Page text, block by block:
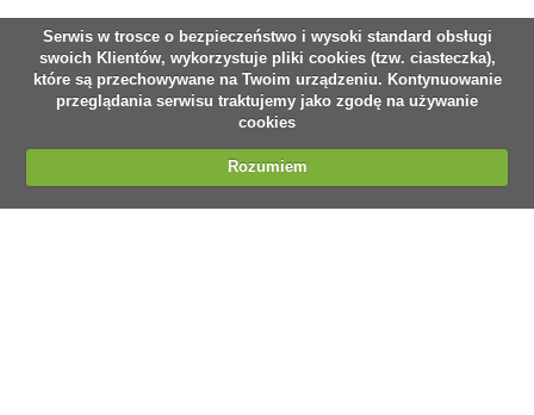
Serwis w trosce o bezpieczeństwo i wysoki standard obsługi
swoich Klientów, wykorzystuje pliki cookies (tzw. ciasteczka),
które są przechowywane na Twoim urządzeniu. Kontynuowanie
przeglądania serwisu traktujemy jako zgodę na używanie
cookies
Rozumiem